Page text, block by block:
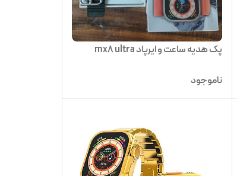
پک هدیه ساعت و ایرپاد mx8 ultra
ناموجود